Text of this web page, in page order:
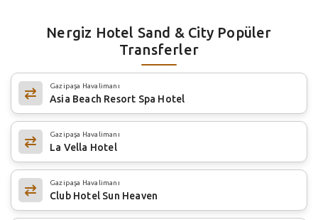
Nergiz Hotel Sand & City Popüler
Transferler
Gazipaşa Havalimanı
Asia Beach Resort Spa Hotel
Gazipaşa Havalimanı
La Vella Hotel
Gazipaşa Havalimanı
Club Hotel Sun Heaven